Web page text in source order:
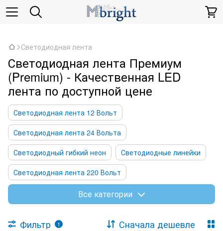
Светодиодная лента
Светодиодная лента Премиум
(Premium) - Качественная LED
лента по доступной цене
Светодиодная лента 12 Вольт
Светодиодная лента 24 Вольта
Светодиодный гибкий неон
Светодиодные линейки
Светодиодная лента 220 Вольт
Светодиодная лента 48 Вольт
Все категории
Фильтр 1 Сначала дешевле